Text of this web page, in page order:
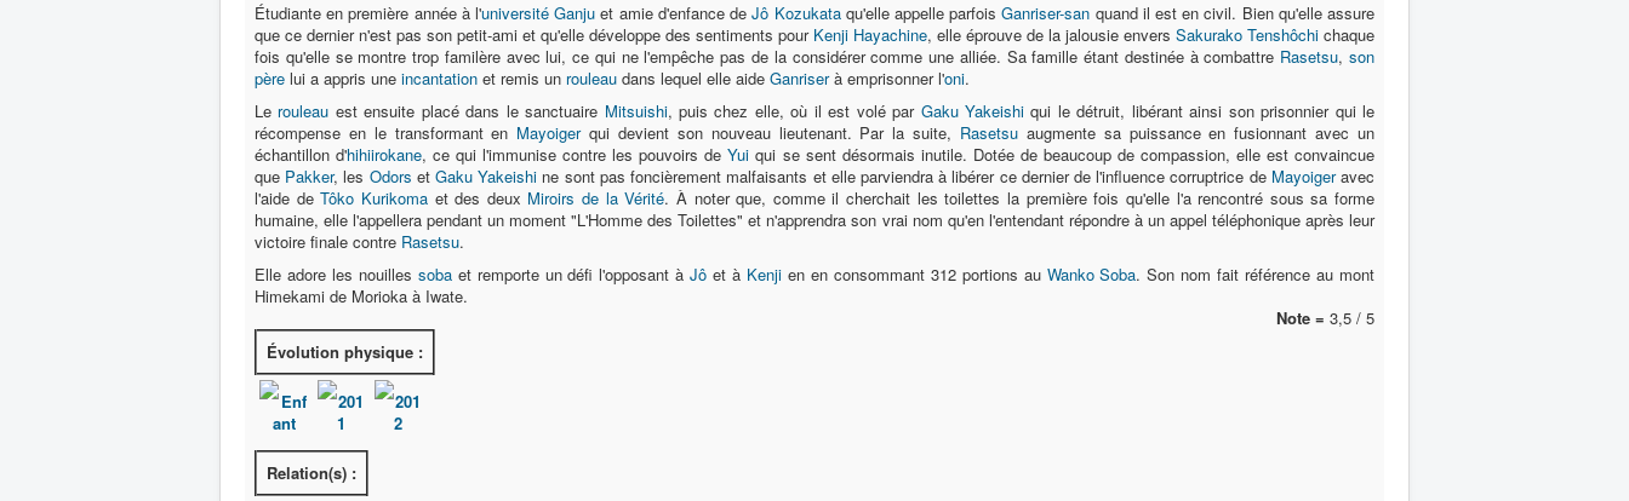
Étudiante en première année à l'université Ganju et amie d'enfance deJô Kozukataqu'elle appelle parfoisGanriser-san quand il est en civil. Bien qu'elle assure
que ce dernier n'est pas son petit-ami et qu'elle développe des sentiments pour Kenji Hayachine, elle éprouve de la jalousie envers Sakurako Tenshôchi chaque
fois qu'elle se montre trop familère avec lui, ce qui ne l'empêche pas de la considérer comme une alliée. Sa famille étant destinée à combattre Rasetsu,son
père lui a appris une incantation et remis un rouleau dans lequel elle aide Ganriserà emprisonner l'oni.
Le rouleau est ensuite placé dans le sanctuaire Mitsuishi, puis chez elle, où il est volé par Gaku Yakeishi qui le détruit, libérant ainsi son prisonnier qui le
récompense en le transformant en Mayoigerqui devient son nouveau lieutenant. Par la suite, Rasetsu augmente sa puissance en fusionnant avec un
échantillon d'hihiirokane, ce qui l'immunise contre les pouvoirs deYui qui se sent désormais inutile. Dotée de beaucoup de compassion, elle est convaincue
que Pakker, les Odors etGaku Yakeishi ne sont pas foncièrement malfaisants et elle parviendra à libérer ce dernier de l'influence corruptrice de Mayoigeravec
l'aide deTôko Kurikomaet des deux Miroirs de la Vérité. À noter que, comme il cherchait les toilettes la première fois qu'elle l'a rencontré sous sa forme
humaine, elle l'appellera pendant un moment "L'Homme des Toilettes" et n'apprendra son vrai nom qu'en l'entendant répondre à un appel téléphonique après leur
victoire finale contre Rasetsu.
Elle adore les nouilles sobaet remporte un défi l'opposant àJô et à Kenji en en consommant 312 portions au Wanko Soba. Son nom fait référence au mont
Himekami de Morioka à Iwate.
Note = 3,5 / 5
Évolution physique :
Enf
ant
201
1
201
2
Relation(s) :